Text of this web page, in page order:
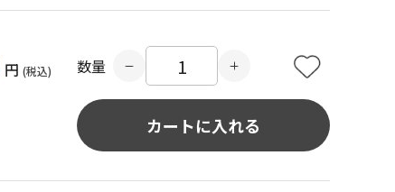
円 (税込) 数量
カートに入れる